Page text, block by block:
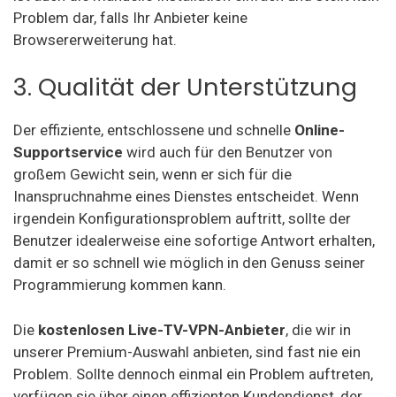
Problem dar, falls Ihr Anbieter keine
Browsererweiterung hat.
3. Qualität der Unterstützung
Der effiziente, entschlossene und schnelle Online-
Supportservice wird auch für den Benutzer von
großem Gewicht sein, wenn er sich für die
Inanspruchnahme eines Dienstes entscheidet. Wenn
irgendein Konfigurationsproblem auftritt, sollte der
Benutzer idealerweise eine sofortige Antwort erhalten,
damit er so schnell wie möglich in den Genuss seiner
Programmierung kommen kann.
Die kostenlosen Live-TV-VPN-Anbieter, die wir in
unserer Premium-Auswahl anbieten, sind fast nie ein
Problem. Sollte dennoch einmal ein Problem auftreten,